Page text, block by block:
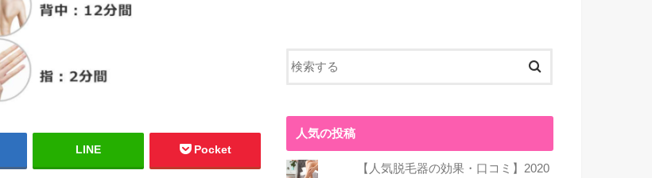
LINE Pocket
人気の投稿
【人気脱毛器の効果・口コミ】2020